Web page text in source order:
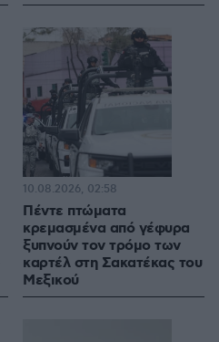
Πέντε πτώματα
κρεμασμένα από γέφυρα
ξυπνούν τον τρόμο των
καρτέλ στη Σακατέκας του
Μεξικού
10.08.2026, 02:58